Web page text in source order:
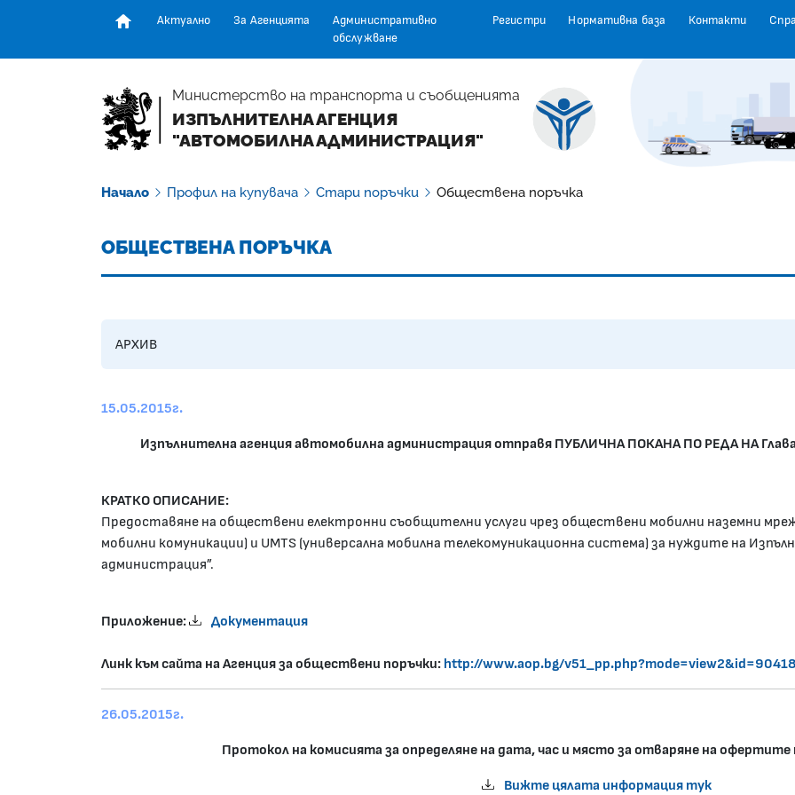
Актуално За Агенцията
Административно
обслужване
Регистри Нормативна база Контакти
Министерство на транспорта и съобщенията
ИЗПЪЛНИТЕЛНА АГЕНЦИЯ
"АВТОМОБИЛНА АДМИНИСТРАЦИЯ"
Начало Профил на купувача Стари поръчки Обществена поръчка
ОБЩЕСТВЕНА ПОРЪЧКА
АРХИВ
15.05.2015г.
Изпълнителна агенция автомобилна администрация отправя ПУБЛИЧНА ПОКАНА ПО РЕДА НА
КРАТКО ОПИСАНИЕ:
Предоставяне на обществени електронни съобщителни услуги чрез обществени мобилни наземни
мобилни комуникации) и UMTS (универсална мобилна телекомуникационна система) за нуждите на
администрация”.
Приложение: Документация
Линк към сайта на Агенция за обществени поръчки: http://www.aop.bg/
26.05.2015г.
Протокол на комисията за определяне на дата, час и място за отваряне на
Вижте цялата информация тук